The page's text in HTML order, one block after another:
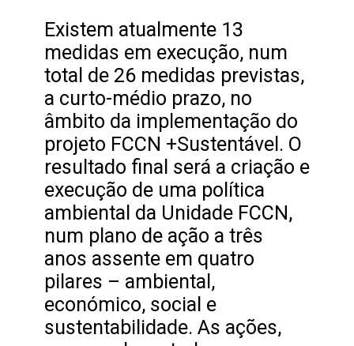
Existem atualmente 13
medidas em execução, num
total de 26 medidas previstas,
a curto-médio prazo, no
âmbito da implementação do
projeto FCCN +Sustentável. O
resultado final será a criação e
execução de uma política
ambiental da Unidade FCCN,
num plano de ação a três
anos assente em quatro
pilares – ambiental,
económico, social e
sustentabilidade. As ações,